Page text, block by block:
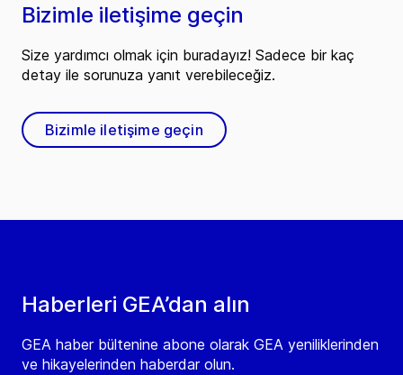
Haberleri GEA’dan alın
GEA haber bültenine abone olarak GEA yeniliklerinden
ve hikayelerinden haberdar olun.
Bizimle iletişime geçin
Size yardımcı olmak için buradayız! Sadece bir kaç
detay ile sorunuza yanıt verebileceğiz.
Bizimle iletişime geçin